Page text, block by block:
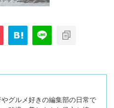
グルメ好きの編集部の日常で